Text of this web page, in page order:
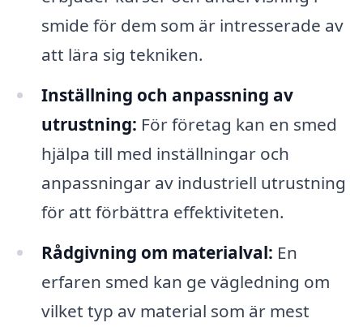
smide för dem som är intresserade av
att lära sig tekniken.
Inställning och anpassning av
utrustning: För företag kan en smed
hjälpa till med inställningar och
anpassningar av industriell utrustning
för att förbättra effektiviteten.
Rådgivning om materialval: En
erfaren smed kan ge vägledning om
vilket typ av material som är mest